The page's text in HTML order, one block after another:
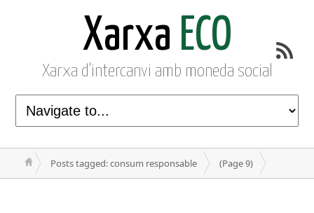
Xarxa ECO
Xarxa d'intercanvi amb moneda social
Posts tagged: consum responsable (Page 9)